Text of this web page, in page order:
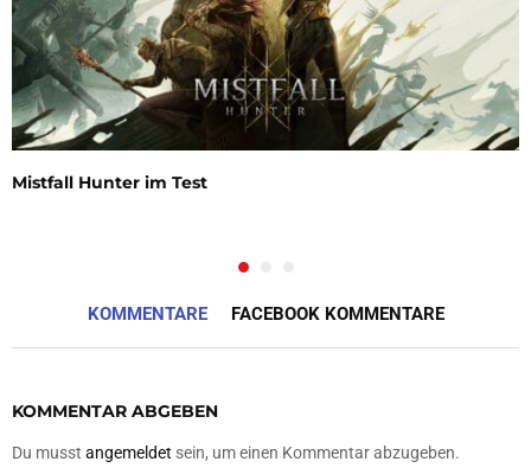
Mistfall Hunter im Test
KOMMENTARE FACEBOOK KOMMENTARE
KOMMENTAR ABGEBEN
Du musst angemeldet sein, um einen Kommentar abzugeben.